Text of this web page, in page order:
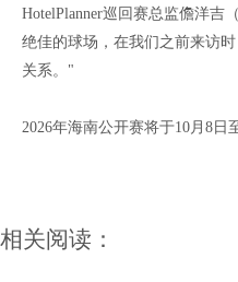
HotelPlanner巡回赛总监儋洋吉
绝佳的球场，在我们之前来访
关系。"
2026年海南公开赛将于10月8日
相关阅读：